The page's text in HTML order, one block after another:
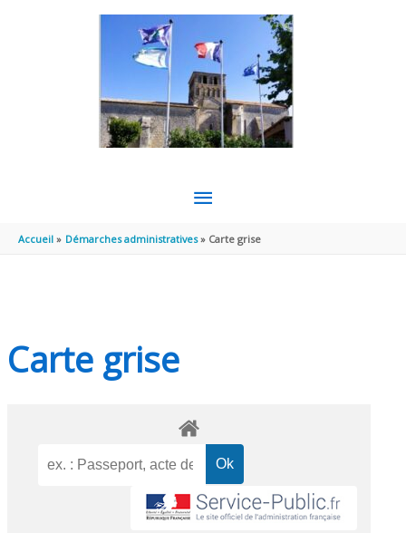
MENU
PRINCIPAL
Accueil Démarches administratives Carte grise
Carte grise